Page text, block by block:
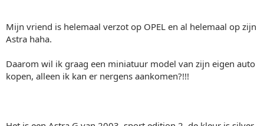
Mijn vriend is helemaal verzot op OPEL en al helemaal op zijn
Astra haha.
Daarom wil ik graag een miniatuur model van zijn eigen auto
kopen, alleen ik kan er nergens aankomen?!!!